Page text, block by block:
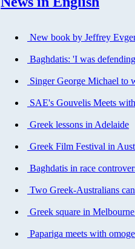
New book by Jeffrey
Baghdatis: 'I was
Singer George Michael to
SAE's Gouvelis Meets
Greek lessons in Adelaide
Greek Film Festival in
Baghdatis in race
Two Greek-Australians
Greek square in
Papariga meets with